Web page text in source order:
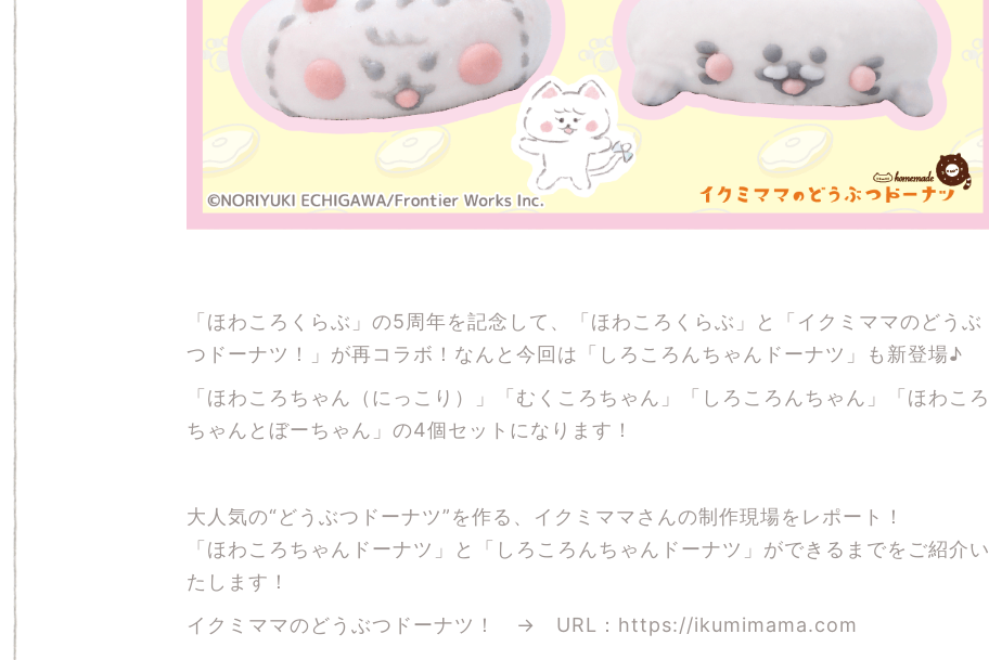
「ほわころくらぶ」の5周年を記念して、「ほわころくらぶ」と「イクミママのどうぶ
つドーナツ！」が再コラボ！なんと今回は「しろころんちゃんドーナツ」も新登場♪
「ほわころちゃん（にっこり）」「むくころちゃん」「しろころんちゃん」「ほわころ
ちゃんとぼーちゃん」の4個セットになります！
大人気の“どうぶつドーナツ”を作る、イクミママさんの制作現場をレポート！
「ほわころちゃんドーナツ」と「しろころんちゃんドーナツ」ができるまでをご紹介い
たします！
イクミママのどうぶつドーナツ！ → URL： https://ikumimama.com